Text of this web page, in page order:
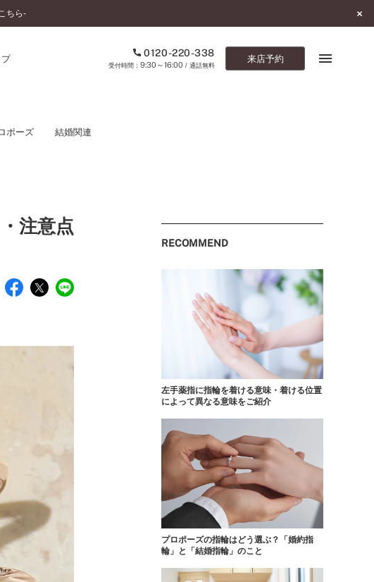
ちら-
0120-220-338
9:30～16:00/ 通話無料
来店予約
予約専用ダイヤル
0120-220-338
FOLLOW US ON
ポーズ 結婚関連
注意点
RECOMMEND
左手薬指に指輪を着ける意味・着ける位置
によって異なる意味をご紹介
プロポーズの指輪はどう選ぶ？「婚約指
輪」と「結婚指輪」のこと